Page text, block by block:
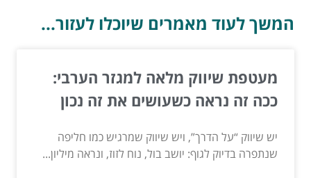
המשך לעוד מאמרים שיוכלו לעזור...
מעטפת שיווק מלאה למגזר הערבי:
ככה זה נראה כשעושים את זה נכון
יש שיווק “על הדרך”, ויש שיווק שמרגיש כמו חליפה
שנתפרה בדיוק לגוף: יושב בול, נוח לזוז, ונראה מיליון...